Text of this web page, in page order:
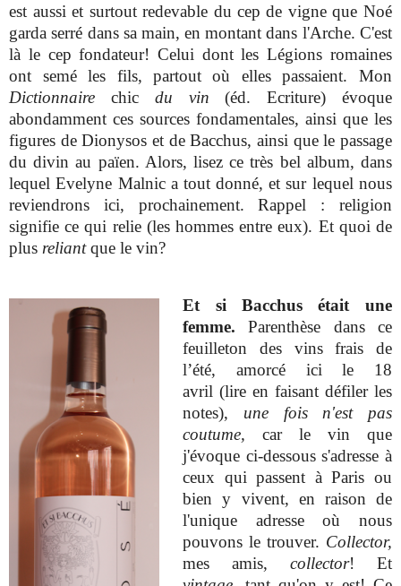
est aussi et surtout redevable du cep de vigne que Noé
garda serré dans sa main, en montant dans l'Arche. C'est
là le cep fondateur! Celui dont les Légions romaines
ont semé les fils, partout où elles passaient. Mon
Dictionnaire chicdu vin (éd. Ecriture) évoque
abondamment ces sources fondamentales, ainsi que les
figures de Dionysos et de Bacchus, ainsi que le passage
du divin au païen. Alors, lisez ce très bel album, dans
lequel Evelyne Malnic a tout donné, et sur lequel nous
reviendrons ici, prochainement. Rappel : religion
signifie ce qui relie (les hommes entre eux). Et quoi de
plus reliantque le vin?
Et si Bacchus était une
femme.Parenthèse dans ce
feuilleton des vins frais de
l’été, amorcé ici le 18
avril (lire en faisant défiler les
notes), une fois n'est pas
coutume, car le vin que
j'évoque ci-dessous s'adresse à
ceux qui passent à Paris ou
bien y vivent, en raison de
l'unique adresse où nous
pouvons le trouver. Collector,
mes amis, collector! Et